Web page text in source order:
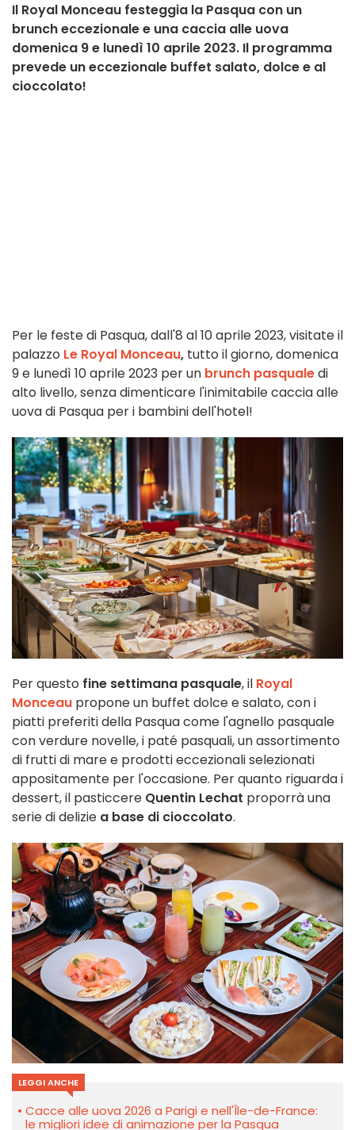
Il Royal Monceau festeggia la Pasqua con un
brunch eccezionale e una caccia alle uova
domenica 9 e lunedì 10 aprile 2023. Il programma
prevede un eccezionale buffet salato, dolce e al
cioccolato!
Per le feste di Pasqua, dall'8 al 10 aprile 2023, visitate il
palazzo Le Royal Monceau, tutto il giorno,domenica
9 e lunedì 10 aprile 2023 per un brunch pasqualedi
alto livello, senza dimenticare l'inimitabile caccia alle
uova di Pasqua per i bambini dell'hotel!
Per questo fine settimana pasquale, il Royal
Monceau propone un buffet dolce e salato, con i
piatti preferiti della Pasqua come l'agnello pasquale
con verdure novelle, i paté pasquali, un assortimento
di frutti di mare e prodotti eccezionali selezionati
appositamente per l'occasione. Per quanto riguarda i
dessert, il pasticcere Quentin Lechat proporrà una
serie di delizie a base di cioccolato.
LEGGI ANCHE
Cacce alle uova 2026 a Parigi e nell'Île-de-France:
le migliori idee di animazione per la Pasqua